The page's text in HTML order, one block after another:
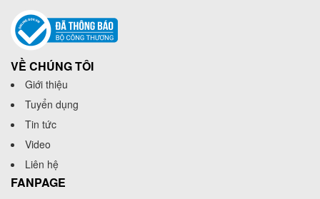
VỀ CHÚNG TÔI
Giới thiệu
Tuyển dụng
Tin tức
Video
Liên hệ
FANPAGE